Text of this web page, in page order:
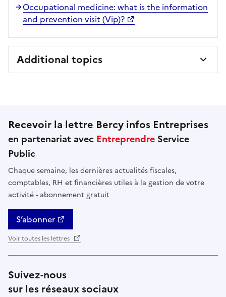
Occupational medicine: what is the information
and prevention visit (Vip)?
Additional topics
Recevoir la lettre Bercy infos Entreprises
en partenariat avec Entreprendre Service
Public
Chaque semaine, les dernières actualités fiscales,
comptables, RH et financières utiles à la gestion de votre
activité - abonnement gratuit
S’abonner
Voir toutes les lettres
Suivez-nous
sur les réseaux sociaux